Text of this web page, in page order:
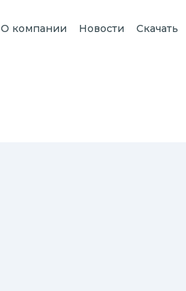
О компании Новости Скачать